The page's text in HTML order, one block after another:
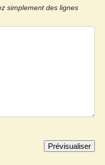
simplement des lignes